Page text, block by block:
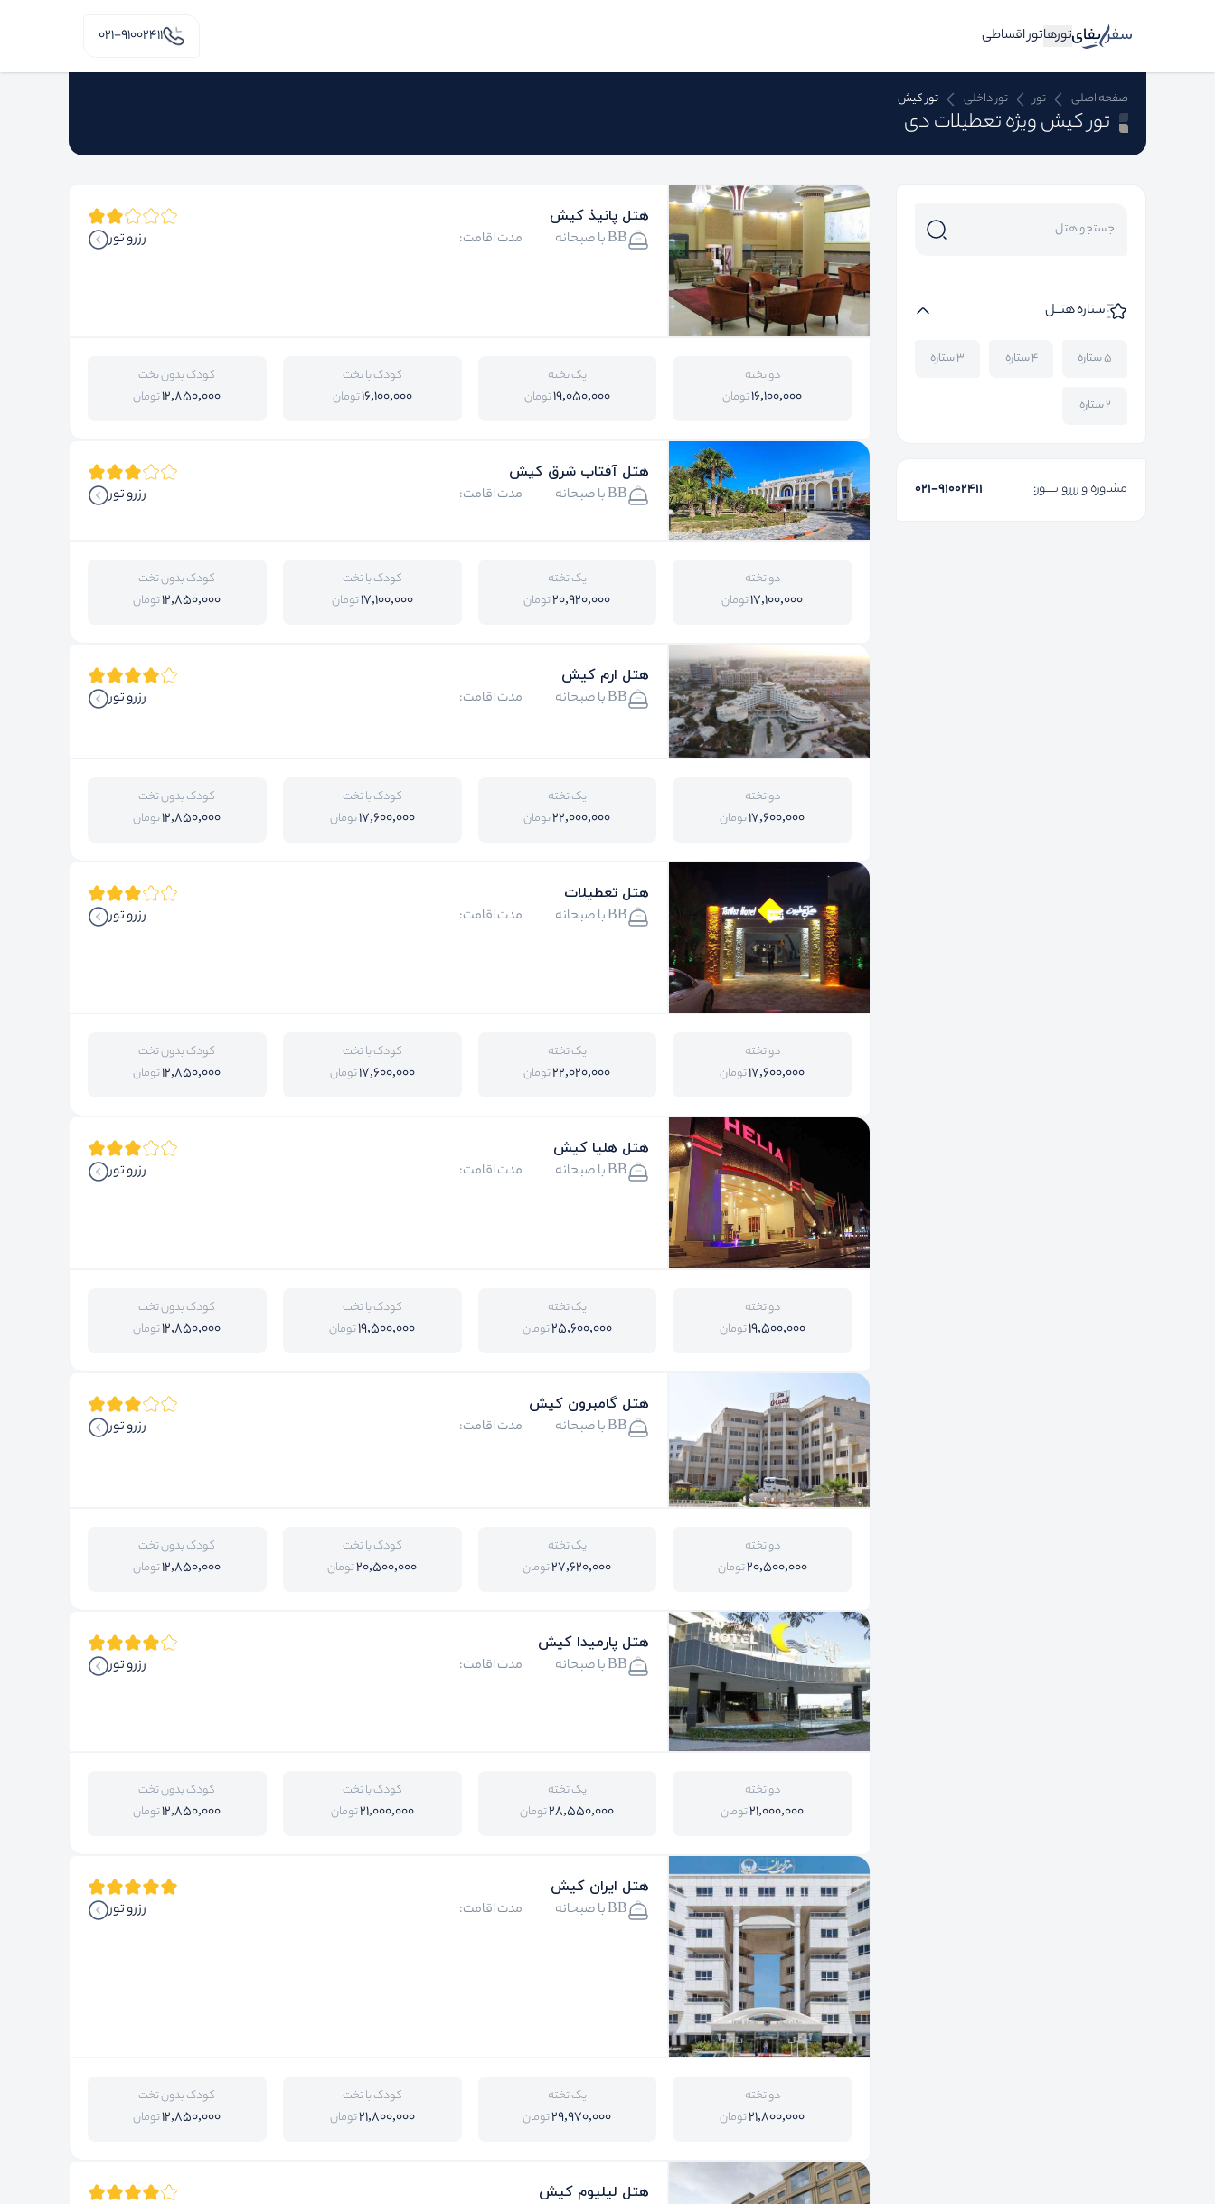
تورهاتور اقساطی ۰۲۱-91002411
صفحه اصلی تور تور داخلی تور کیش
تور کیش ویژه تعطیلات دی
ستاره هتــل
۵ ستاره ۴ ستاره ۳ ستاره
۲ ستاره
مشاوره و رزرو تـــور: ۰۲۱-91002411
هتل پانیذ کیش
BB با صبحانه مدت اقامت: رزرو تور
دو تخته
16,100,000تومان
یک تخته
19,050,000تومان
کودک با تخت
16,100,000تومان
کودک بدون تخت
12,850,000تومان
هتل آفتاب شرق کیش
BB با صبحانه مدت اقامت: رزرو تور
دو تخته
17,100,000تومان
یک تخته
20,920,000تومان
کودک با تخت
17,100,000تومان
کودک بدون تخت
12,850,000تومان
هتل ارم کیش
BB با صبحانه مدت اقامت: رزرو تور
دو تخته
17,600,000تومان
یک تخته
22,000,000تومان
کودک با تخت
17,600,000تومان
کودک بدون تخت
12,850,000تومان
هتل تعطیلات
BB با صبحانه مدت اقامت: رزرو تور
دو تخته
17,600,000تومان
یک تخته
22,020,000تومان
کودک با تخت
17,600,000تومان
کودک بدون تخت
12,850,000تومان
هتل هلیا کیش
BB با صبحانه مدت اقامت: رزرو تور
دو تخته
19,500,000تومان
یک تخته
25,600,000تومان
کودک با تخت
19,500,000تومان
کودک بدون تخت
12,850,000تومان
هتل گامبرون کیش
BB با صبحانه مدت اقامت: رزرو تور
دو تخته
20,500,000تومان
یک تخته
27,620,000تومان
کودک با تخت
20,500,000تومان
کودک بدون تخت
12,850,000تومان
هتل پارمیدا کیش
BB با صبحانه مدت اقامت: رزرو تور
دو تخته
21,000,000تومان
یک تخته
28,550,000تومان
کودک با تخت
21,000,000تومان
کودک بدون تخت
12,850,000تومان
هتل ایران کیش
BB با صبحانه مدت اقامت: رزرو تور
دو تخته
21,800,000تومان
یک تخته
29,970,000تومان
کودک با تخت
21,800,000تومان
کودک بدون تخت
12,850,000تومان
هتل لیلیوم کیش